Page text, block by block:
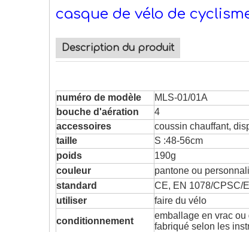
casque de vélo de
Description du produit
numéro de modèle
MLS-01/01A
bouche d'aération
4
accessoires
coussin chauffant,
taille
S :48-56cm
poids
190g
couleur
pantone ou
standard
CE, EN 1078/CPSC/
utiliser
faire du vélo
conditionnement
emballage en vrac
fabriqué selon les